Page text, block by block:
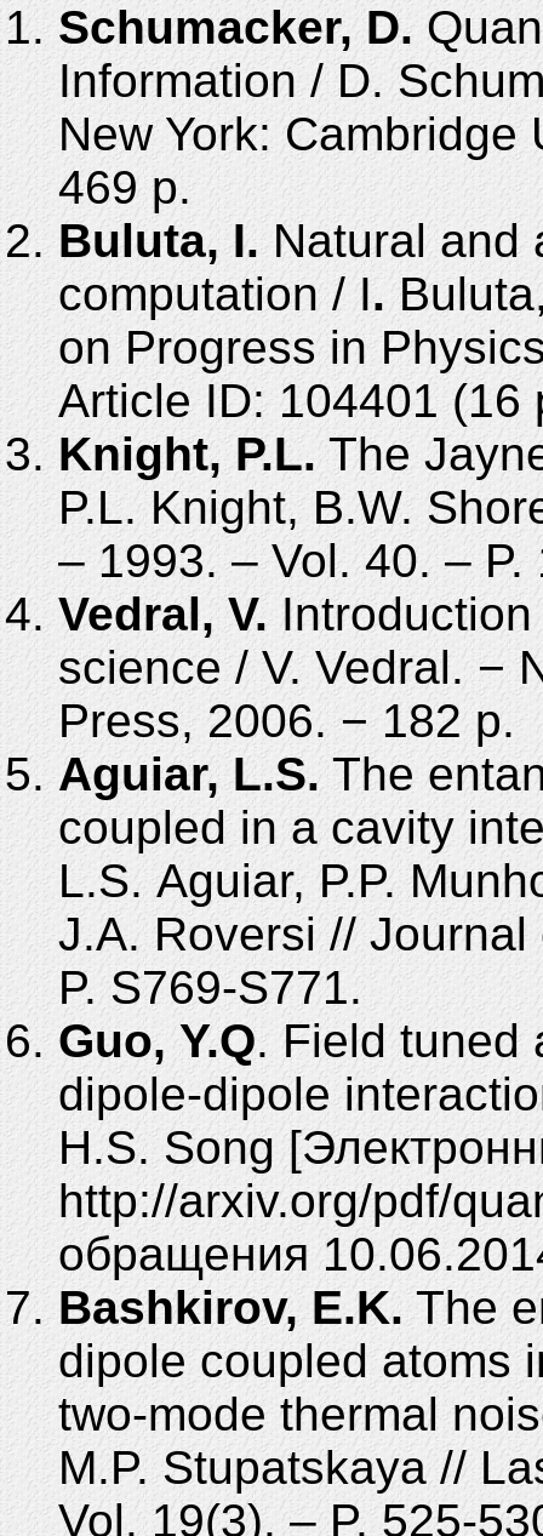
Schumacker, D.
Information / D.
New York:
469 p.
Buluta, I.Natural and
computation / I.
on Progress in
Article ID: 104401 (16
Knight, P.L.The
P.L. Knight, B.W.
– 1993. – Vol. 40. – P.
Vedral, V.
science / V. Vedral. −
Press, 2006. − 182 p.
Aguiar, L.S.The
coupled in a cavity
L.S. Agu­iar, P.P.
J.A. Roversi //
P. S769-S771.
Guo, Y.Q. Field tuned
dipole-dipole
H.S. Song
http://arxiv.org/pdf/
обращения
Bashkirov, E.K.The
dipole coupled atoms
two-mode thermal
M.P. Stupatskaya //
Vol. 19(3). – P. 525-